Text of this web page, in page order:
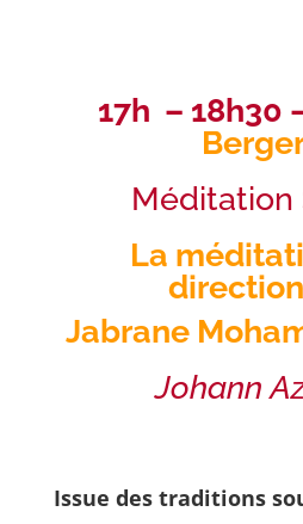
17h – 18h30
Méditation
La
Jabrane
Johann
Issue des traditions